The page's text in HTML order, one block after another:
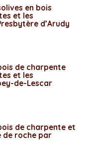
en bois
et les
d’Arudy
de charpente
et les
de-Lescar
de charpente et
de roche par